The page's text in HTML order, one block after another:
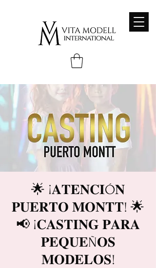
🌟 ¡𝐀𝐓𝐄𝐍𝐂𝐈Ó𝐍
𝐏𝐔𝐄𝐑𝐓𝐎 𝐌𝐎𝐍𝐓𝐓! 🌟
📢 ¡𝐂𝐀𝐒𝐓𝐈𝐍𝐆 𝐏𝐀𝐑𝐀
𝐏𝐄𝐐𝐔𝐄Ñ𝐎𝐒
𝐌𝐎𝐃𝐄𝐋𝐎𝐒!